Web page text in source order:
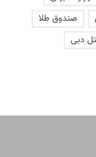
صندوق طلا
دبی